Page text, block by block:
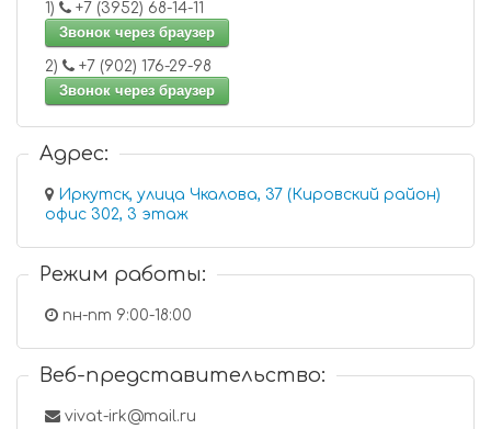
1)
+7 (3952) 68-14-11
Звонок через браузер
2)
+7 (902) 176-29-98
Звонок через браузер
Адрес:
Иркутск, улица Чкалова, 37 (Кировский район)
офис 302, 3 этаж
Режим работы:
пн-пт 9:00-18:00
Веб-представительство:
vivat-irk@mail.ru